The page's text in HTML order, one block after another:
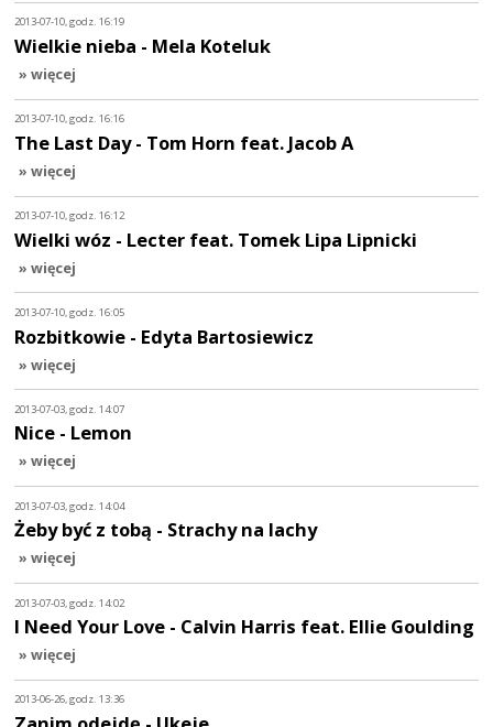
2013-07-10, godz. 16:19
Wielkie nieba - Mela Koteluk
» więcej
2013-07-10, godz. 16:16
The Last Day - Tom Horn feat. Jacob A
» więcej
2013-07-10, godz. 16:12
Wielki wóz - Lecter feat. Tomek Lipa Lipnicki
» więcej
2013-07-10, godz. 16:05
Rozbitkowie - Edyta Bartosiewicz
» więcej
2013-07-03, godz. 14:07
Nice - Lemon
» więcej
2013-07-03, godz. 14:04
Żeby być z tobą - Strachy na lachy
» więcej
2013-07-03, godz. 14:02
I Need Your Love - Calvin Harris feat. Ellie Goulding
» więcej
2013-06-26, godz. 13:36